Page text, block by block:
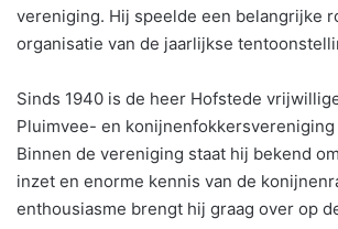
vereniging. Hij speelde een belangrijke
organisatie van de jaarlijkse
Sinds 1940 is de heer Hofstede
Pluimvee- en konijnenfokkersvereniging
Binnen de vereniging staat hij bekend
inzet en enorme kennis van de
enthousiasme brengt hij graag over op